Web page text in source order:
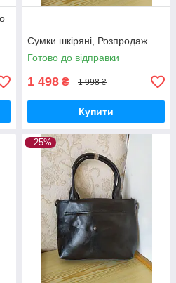
Сумки шкіряні, Розпродаж
Готово до відправки
1 498 ₴ 1 998 ₴
Купити
–25%